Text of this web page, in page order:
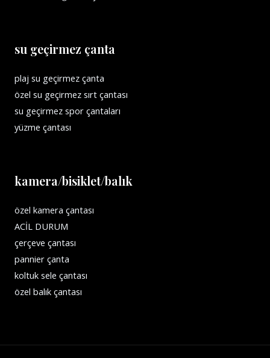
su geçirmez çanta
plaj su geçirmez çanta
özel su geçirmez sırt çantası
su geçirmez spor çantaları
yüzme çantası
kamera/bisiklet/balık
özel kamera çantası
ACİL DURUM
çerçeve çantası
pannier çanta
koltuk sele çantası
özel balık çantası